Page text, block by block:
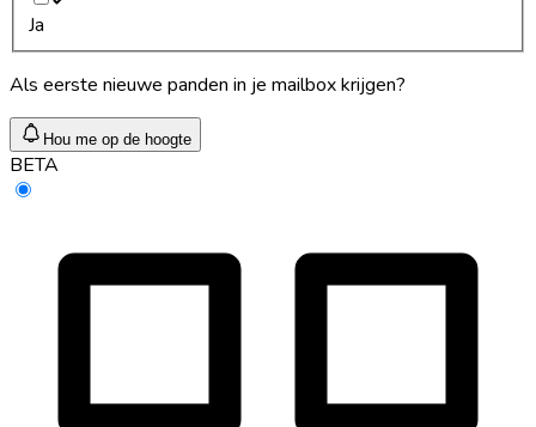
Ja
Als eerste nieuwe panden in je mailbox krijgen?
Hou me op de hoogte
BETA